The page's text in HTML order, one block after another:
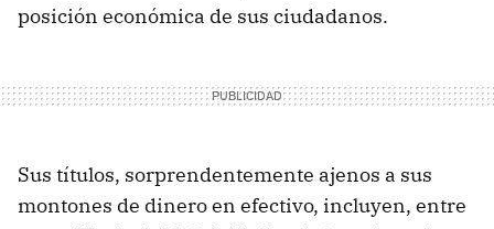
posición económica de sus ciudadanos.
Sus títulos, sorprendentemente ajenos a sus
montones de dinero en efectivo, incluyen, entre